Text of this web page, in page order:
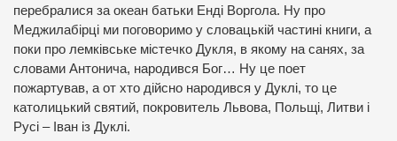
перебралися за океан батьки Енді Воргола. Ну про
Меджилабірці ми поговоримо у словацькій частині книги, а
поки про лемківське містечко Дукля, в якому на санях, за
словами Антонича, народився Бог… Ну це поет
пожартував, а от хто дійсно народився у Дуклі, то це
католицький святий, покровитель Львова, Польщі, Литви і
Русі – Іван із Дуклі.